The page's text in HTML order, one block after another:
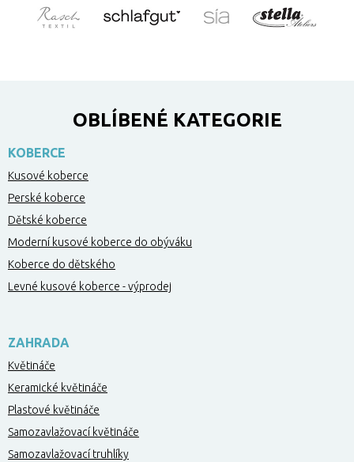
OBLÍBENÉ KATEGORIE
KOBERCE
Kusové koberce
Perské koberce
Dětské koberce
Moderní kusové koberce do obýváku
Koberce do dětského
Levné kusové koberce - výprodej
ZAHRADA
Květináče
Keramické květináče
Plastové květináče
Samozavlažovací květináče
Samozavlažovací truhlíky